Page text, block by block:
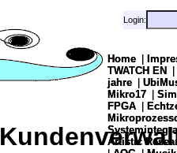
Home
TWATCH EN
jahre
Mikro17
FPGA
Artistic
Login:
Home
TWATCH EN
jahre
Mikro17
FPGA
Artistic
Login: